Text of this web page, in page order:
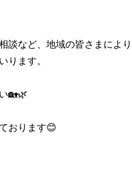
談など、地域の皆さまによ
ります。
🏡🌿
おります😊